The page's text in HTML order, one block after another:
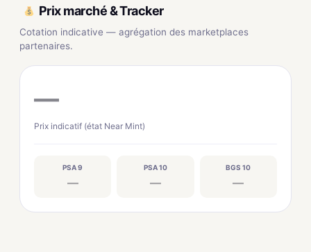
Prix marché & Tracker
Cotation indicative — agrégation des marketplaces
partenaires.
—
Prix indicatif (état Near Mint)
PSA 9
—
PSA 10
—
BGS 10
—